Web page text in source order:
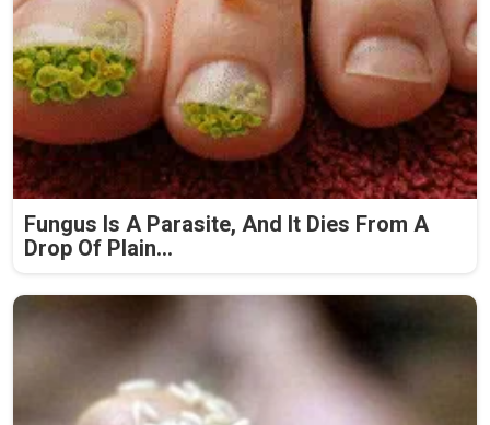
Fungus Is A Parasite, And It Dies From A
Drop Of Plain...